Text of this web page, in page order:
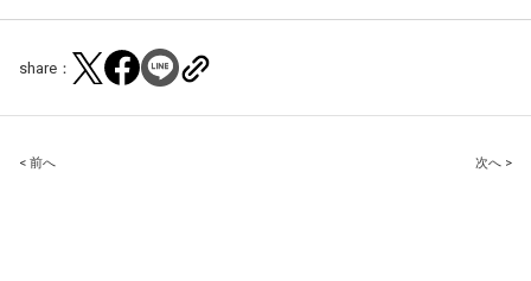
share：
Post
< 前へ 次へ >